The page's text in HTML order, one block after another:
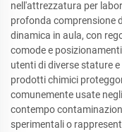
nell'attrezzatura per
profonda comprensione
dinamica in aula, con
comode e
utenti di diverse stature
prodotti chimici
comunemente usate
contempo
sperimentali o